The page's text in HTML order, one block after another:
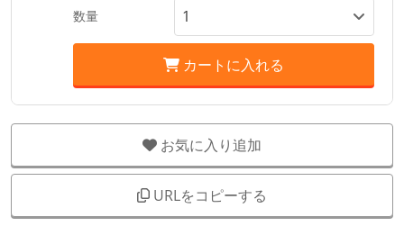
数量
カートに入れる
お気に入り追加
URLをコピーする